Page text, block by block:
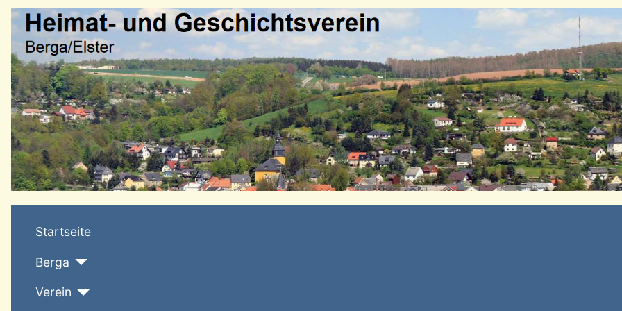
Startseite
Berga
Verein